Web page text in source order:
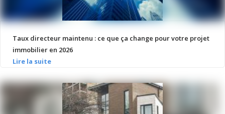
Taux directeur maintenu : ce que ça change pour votre projet
immobilier en 2026